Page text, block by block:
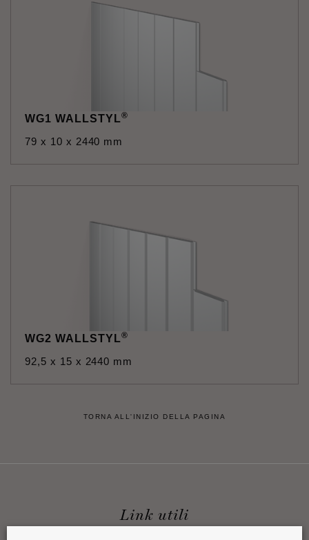
WG1 WALLSTYL®
79 x 10 x 2440 mm
WG2 WALLSTYL®
92,5 x 15 x 2440 mm
TORNA ALL'INIZIO DELLA PAGINA
Link utili